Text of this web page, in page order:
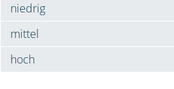
niedrig
mittel
hoch